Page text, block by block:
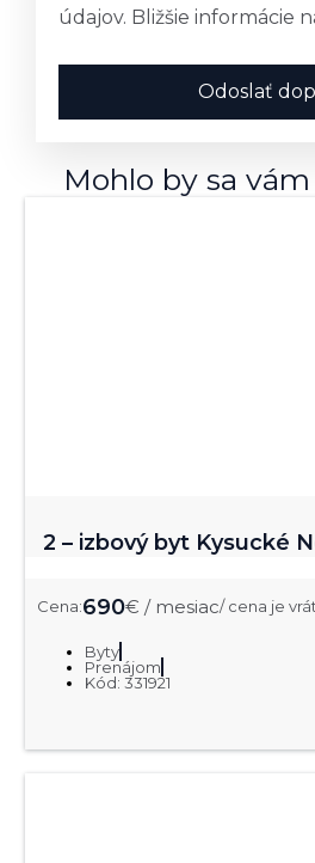
údajov. Bližšie informácie
Odoslať
Mohlo by sa
2 – izbový byt Kysucké
Cena:690€ / mesiac/ cena je
Byty
Prenájom
Kód: 331921